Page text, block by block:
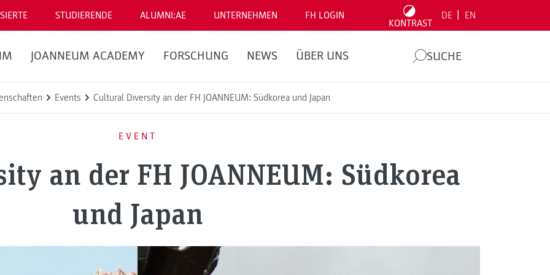
STUDIERENDE ALUMNI:AE UNTERNEHMEN FH LOGIN
KONTRAST
DE EN
JOANNEUM ACADEMY FORSCHUNG NEWS ÜBER UNS SUCHE
Events Cultural Diversity an der FH JOANNEUM: Südkorea und Japan
EVENT
an der FH JOANNEUM: Südkorea
und Japan